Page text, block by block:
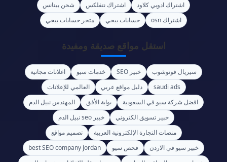
اشتراك ادوبي كلاود
اشتراك نتفلكس
شحن بينانس
اشتراك osn
حسابات ببجي متجر حسابات ببجي
استقل مواقع صديقة ومفيدة
سيريال فوتوشوب خبير SEO خدمات سيو
اعلانات مجانية
saudi ads
دليل مواقع عربي
العالمي للإعلانات
افضل شركة سيو في السعودية
بوابة الأفق
المهندس نبيل الدم
خبير تسويق الكتروني
خبير seo نبيل الدم
منصات التجارة الإلكترونية العربية
تصميم مواقع
خبير سيو في الاردن
فحص سيو
best SEO company Jordan